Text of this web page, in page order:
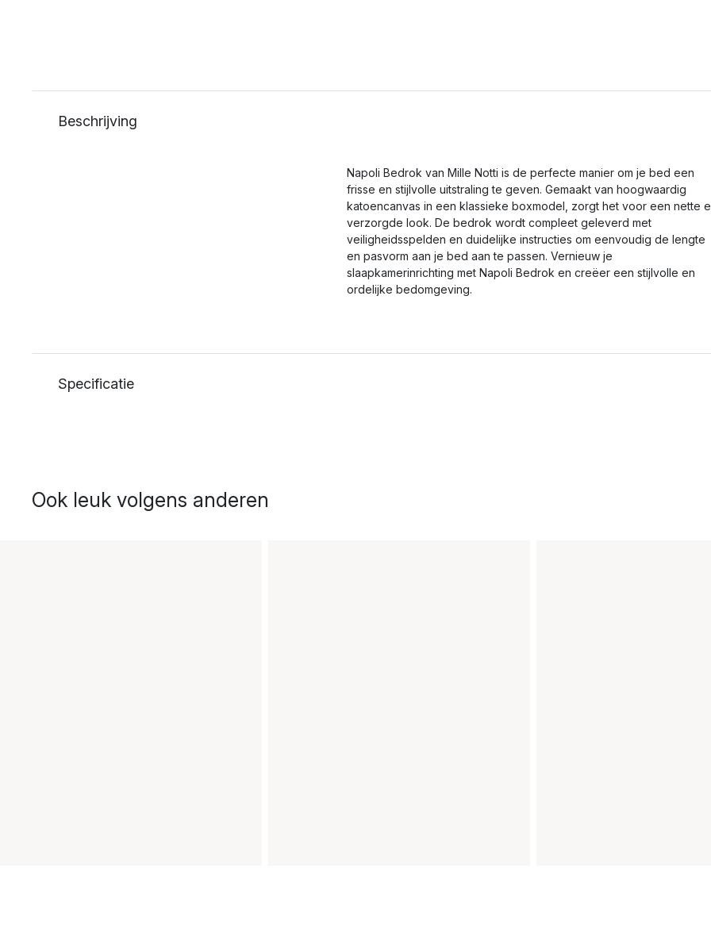
Beschrijving
Napoli Bedrok van Mille Notti is de perfecte manier om je bed een
frisse en stijlvolle uitstraling te geven. Gemaakt van hoogwaardig
katoencanvas in een klassieke boxmodel, zorgt het voor een nette
verzorgde look. De bedrok wordt compleet geleverd met
veiligheidsspelden en duidelijke instructies om eenvoudig de lengte
en pasvorm aan je bed aan te passen. Vernieuw je
slaapkamerinrichting met Napoli Bedrok en creëer een stijlvolle en
ordelijke bedomgeving.
Specificatie
Ook leuk volgens anderen